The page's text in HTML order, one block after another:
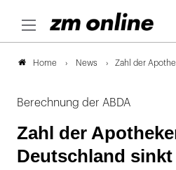
Home News Zahl der
Berechnung der ABDA
Zahl der
Deutschland sinkt